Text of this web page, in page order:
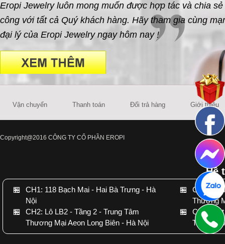
Eropi Jewelry luôn mong muốn được hợp tác và chia sẻ
công với tất cả Quý khách hàng. Hãy tham gia cùng
đại lý của Eropi Jewelry ngay hôm nay !
Vận chuyển Thanh toán Đổi trả hàng Giới thiệu
Copyright@2016 CÔNG TY CỔ PHẦN EROPI
Hệ
🏪
CH1: 118 Bạch Mai - Hai Bà Trưng - Hà
Nội
🏪
CH2: Lô LB2 - Tầng 2 - Trung Tâm
Thương Mại Aeon Long Biên - Hà Nội
🏪
CH3:
Thương
🏪
CH4:
Thương